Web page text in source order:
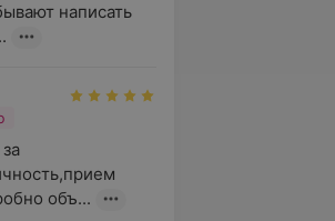
написать
объ...